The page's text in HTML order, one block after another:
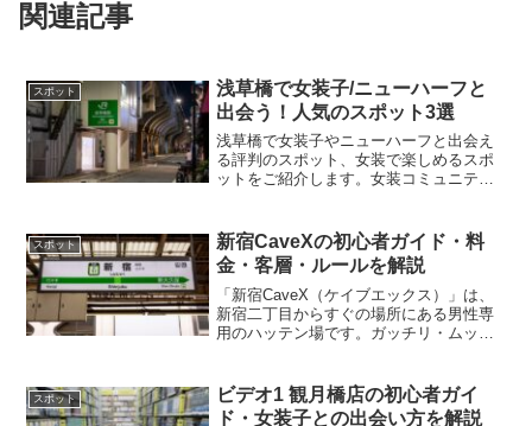
関連記事
スポット
浅草橋で女装子/ニューハーフと
出会う！人気のスポット3選
浅草橋で女装子やニューハーフと出会え
る評判のスポット、女装で楽しめるスポ
ットをご紹介します。女装コミュニティ
す。1.女装・コスプレサロン Milky（秋葉
原）Milky...
スポット
新宿CaveXの初心者ガイド・料
金・客層・ルールを解説
「新宿CaveX（ケイブエックス）」は、
新宿二丁目からすぐの場所にある男性専
用のハッテン場です。ガッチリ・ムッチ
魅力を愛する方のために作られた、いわ
ゆる「デブ専」に特...
スポット
ビデオ1 観月橋店の初心者ガイ
ド・女装子との出会い方を解説